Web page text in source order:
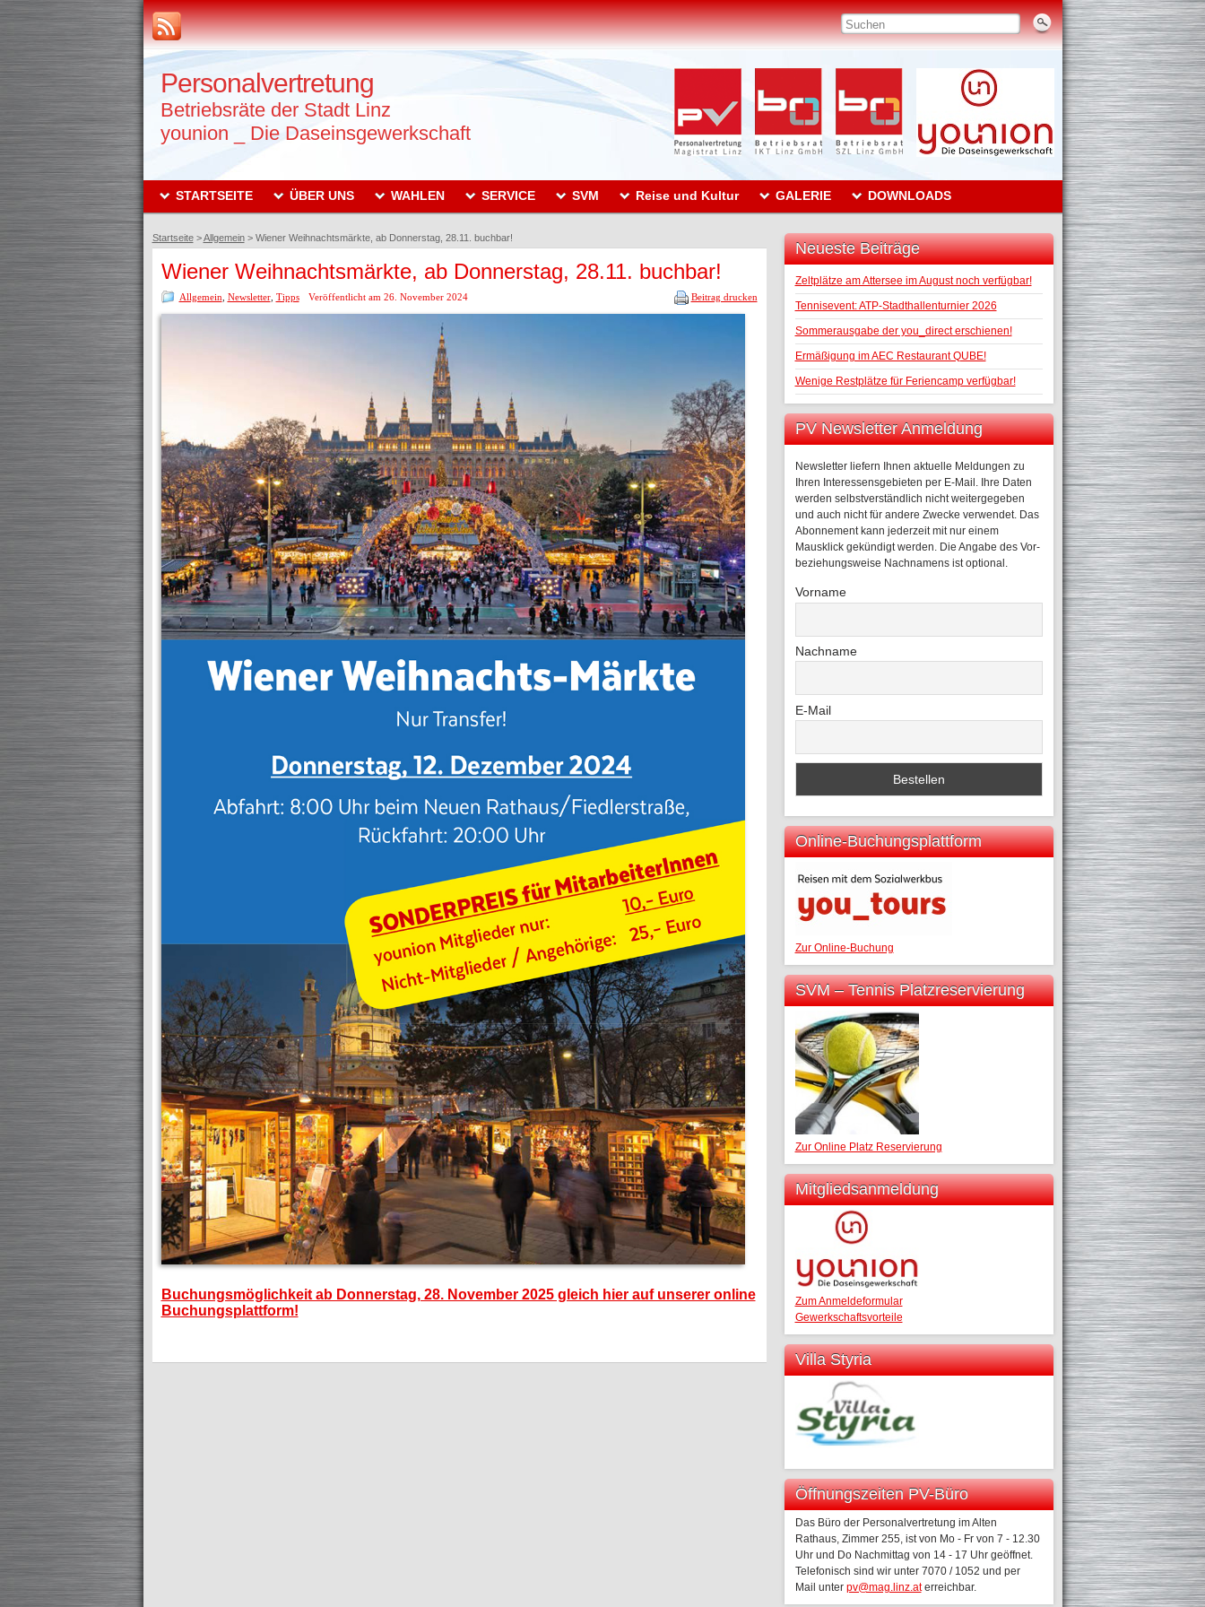
Personalvertretung
Betriebsräte der Stadt Linz
younion _ Die Daseinsgewerkschaft
STARTSEITE ÜBER UNS WAHLEN SERVICE SVM Reise und Kultur GALERIE DOWNLOADS
Startseite>Allgemein> Wiener Weihnachtsmärkte, ab Donnerstag, 28.11. buchbar!
Wiener Weihnachtsmärkte, ab Donnerstag, 28.11. buchbar!
Allgemein Newsletter, Tipps Veröffentlicht am 26. November 2024 Beitrag drucken
Buchungsmöglichkeit ab Donnerstag, 28. November 2025 gleich hier auf unserer online
Buchungsplattform!
Neueste Beiträge
Zeltplätze am Attersee im August noch verfügbar!
Tennisevent: ATP-Stadthallenturnier 2026
Sommerausgabe der you_direct erschienen!
Ermäßigung im AEC Restaurant QUBE!
Wenige Restplätze für Feriencamp verfügbar!
PV Newsletter Anmeldung
Newsletter liefern Ihnen aktuelle Meldungen zu
Ihren Interessensgebieten per E-Mail. Ihre Daten
werden selbstverständlich nicht weitergegeben
und auch nicht für andere Zwecke verwendet. Das
Abonnement kann jederzeit mit nur einem
Mausklick gekündigt werden. Die Angabe des Vor-
beziehungsweise Nachnamens ist optional.
Vorname
Nachname
E-Mail
Online-Buchungsplattform
Zur Online-Buchung
SVM – Tennis Platzreservierung
Zur Online Platz Reservierung
Mitgliedsanmeldung
Zum Anmeldeformular
Gewerkschaftsvorteile
Villa Styria
Öffnungszeiten PV-Büro
Das Büro der Personalvertretung im Alten
Rathaus, Zimmer 255, ist von Mo - Fr von 7 - 12.30
Uhr und Do Nachmittag von 14 - 17 Uhr geöffnet.
Telefonisch sind wir unter 7070 / 1052 und per
Mail unter pv@mag.linz.aterreichbar.